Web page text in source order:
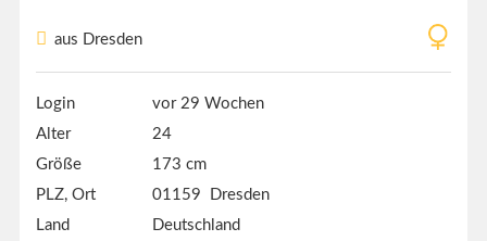
aus Dresden
Login
vor 29 Wochen
Alter
24
Größe
173 cm
PLZ, Ort
01159 Dresden
Land
Deutschland